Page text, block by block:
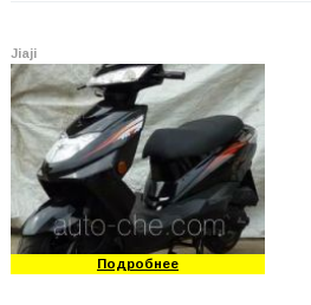
Jiaji
Подробнее